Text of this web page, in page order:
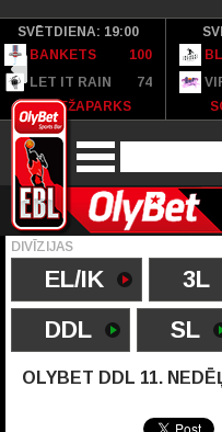
SVĒTDIENA: 19:00
BANKETS
100
LET IT RAIN
74
SC MEŽAPARKS
DIVĪZIJAS
EL/IK 3L
DDL
SL
OLYBET DDL 11.